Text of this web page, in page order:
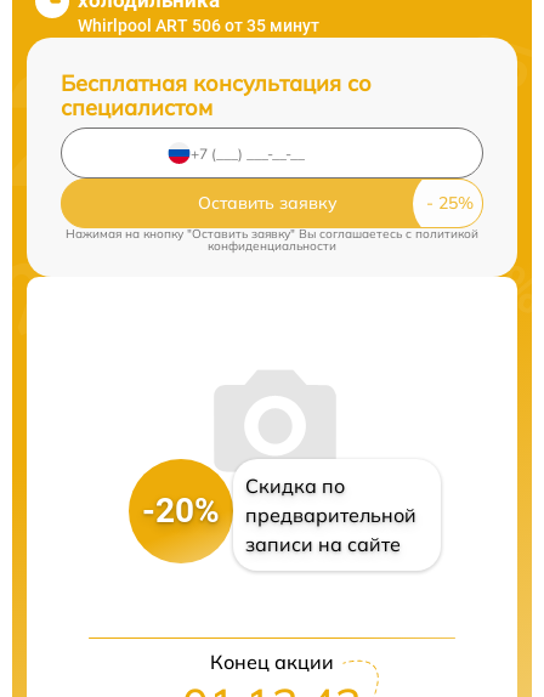
Whirlpool ART 506 от 35 минут
Бесплатная консультация со
специалистом
Оставить заявку
Нажимая на кнопку "Оставить заявку" Вы соглашаетесь c политикой
конфиденциальности
-20%
Скидка по
предварительной
записи на сайте
Конец акции